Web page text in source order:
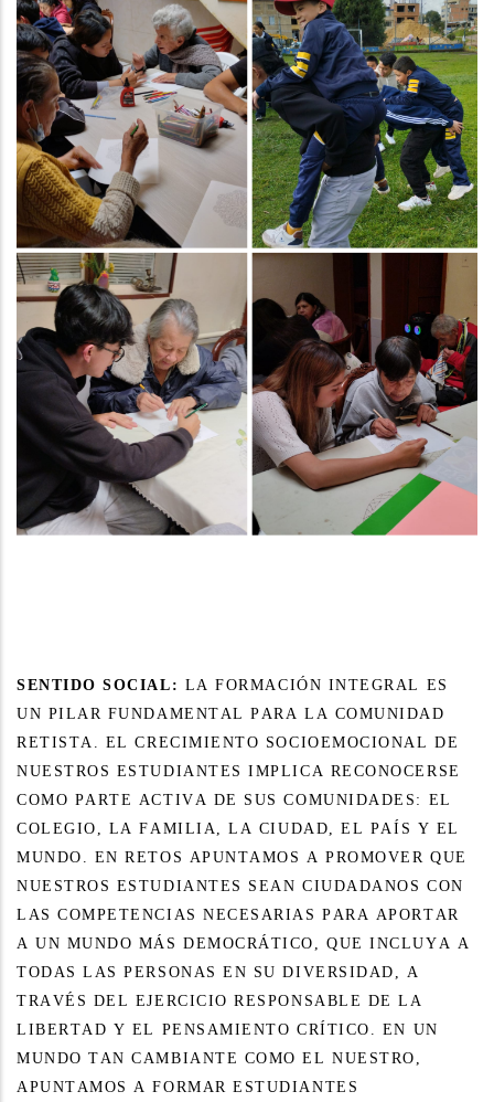
Servicio social Escuela Vereda Aurora Alta y Ancianato San
Fernando.
SENTIDO SOCIAL: LA FORMACIÓN INTEGRAL ES
UN PILAR FUNDAMENTAL PARA LA COMUNIDAD
RETISTA. EL CRECIMIENTO SOCIOEMOCIONAL DE
NUESTROS ESTUDIANTES IMPLICA RECONOCERSE
COMO PARTE ACTIVA DE SUS COMUNIDADES: EL
COLEGIO, LA FAMILIA, LA CIUDAD, EL PAÍS Y EL
MUNDO. EN RETOS APUNTAMOS A PROMOVER QUE
NUESTROS ESTUDIANTES SEAN CIUDADANOS CON
LAS COMPETENCIAS NECESARIAS PARA APORTAR
A UN MUNDO MÁS DEMOCRÁTICO, QUE INCLUYA A
TODAS LAS PERSONAS EN SU DIVERSIDAD, A
TRAVÉS DEL EJERCICIO RESPONSABLE DE LA
LIBERTAD Y EL PENSAMIENTO CRÍTICO. EN UN
MUNDO TAN CAMBIANTE COMO EL NUESTRO,
APUNTAMOS A FORMAR ESTUDIANTES